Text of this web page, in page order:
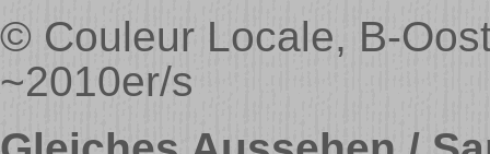
© Couleur Locale, B-
~2010er/s